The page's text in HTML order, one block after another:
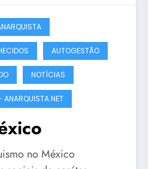
AUTOGESTÃO
NOTÍCIAS
ANARQUISTA.NET
no México